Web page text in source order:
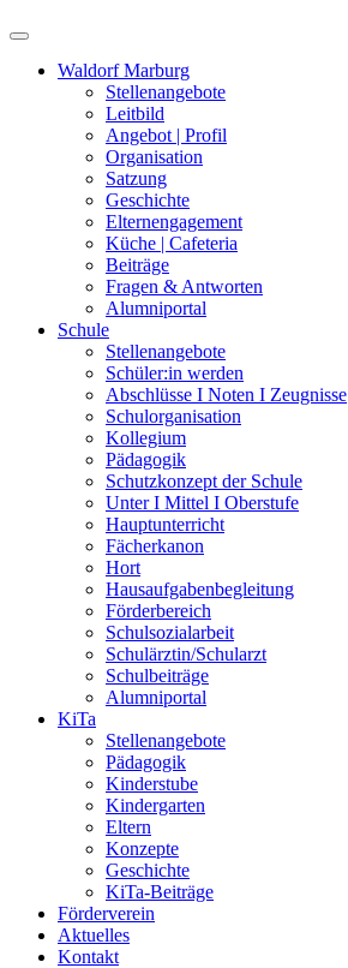
Waldorf Marburg
Stellenangebote
Leitbild
Angebot | Profil
Organisation
Satzung
Geschichte
Elternengagement
Küche | Cafeteria
Beiträge
Fragen & Antworten
Alumniportal
Schule
Stellenangebote
Schüler:in werden
Abschlüsse I Noten I Zeugnisse
Schulorganisation
Kollegium
Pädagogik
Schutzkonzept der Schule
Unter I Mittel I Oberstufe
Hauptunterricht
Fächerkanon
Hort
Hausaufgabenbegleitung
Förderbereich
Schulsozialarbeit
Schulärztin/Schularzt
Schulbeiträge
Alumniportal
KiTa
Stellenangebote
Pädagogik
Kinderstube
Kindergarten
Eltern
Konzepte
Geschichte
KiTa-Beiträge
Förderverein
Aktuelles
Kontakt